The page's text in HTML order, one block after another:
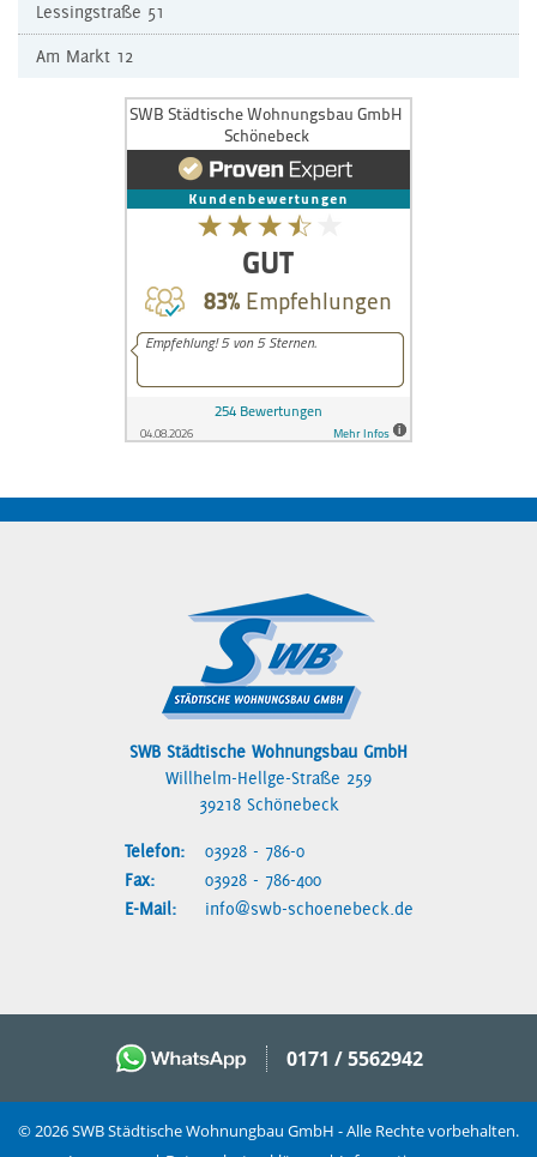
Lessingstraße 51
Am Markt 12
SWB Städtische Wohnungsbau GmbH
Willhelm-Hellge-Straße 259
39218 Schönebeck
Telefon:
03928 - 786-0
Fax:
03928 - 786-400
E-Mail:
info@swb-schoenebeck.de
0171 / 5562942
© 2026 SWB Städtische Wohnungbau GmbH - Alle Rechte vorbehalten.